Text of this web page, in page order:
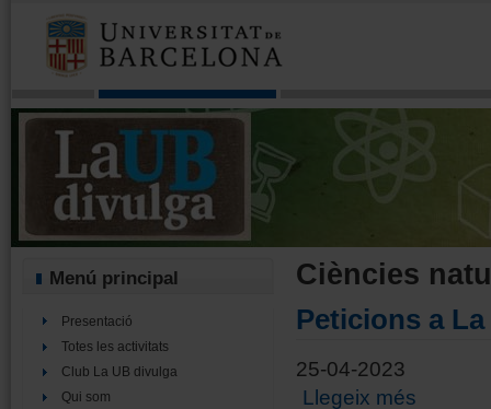
Menú principal
Presentació
Totes les activitats
Club La UB divulga
Qui som
Ciències
Peticions a
25-04-2023
Llegeix més